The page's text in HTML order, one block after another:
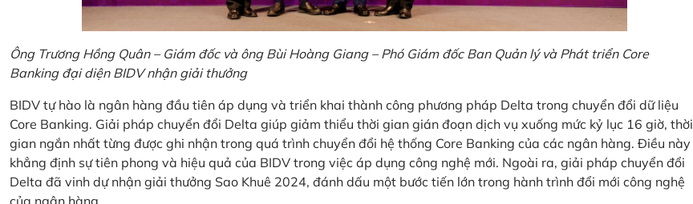
Ông Trương Hồng Quân – Giám đốc và ông Bùi Hoàng Giang – Phó Giám đốc Ban Quản lý và Phát triển Core
Banking đại diện BIDV nhận giải thưởng
BIDV tự hào là ngân hàng đầu tiên áp dụng và triển khai thành công phương pháp Delta trong chuyển đổi dữ liệu
Core Banking. Giải pháp chuyển đổi Delta giúp giảm thiểu thời gian gián đoạn dịch vụ xuống mức kỷ lục 16 giờ, thời
gian ngắn nhất từng được ghi nhận trong quá trình chuyển đổi hệ thống Core Banking của các ngân hàng. Điều này
khẳng định sự tiên phong và hiệu quả của BIDV trong việc áp dụng công nghệ mới. Ngoài ra, giải pháp chuyển đổi
Delta đã vinh dự nhận giải thưởng Sao Khuê 2024, đánh dấu một bước tiến lớn trong hành trình đổi mới công nghệ
của ngân hàng.